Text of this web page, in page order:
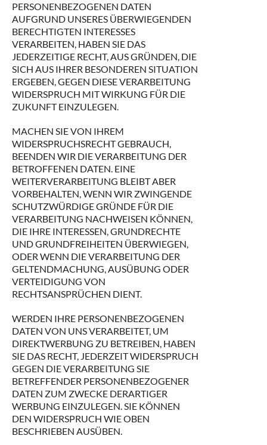
PERSONENBEZOGENEN DATEN
AUFGRUND UNSERES ÜBERWIEGENDEN
BERECHTIGTEN INTERESSES
VERARBEITEN, HABEN SIE DAS
JEDERZEITIGE RECHT, AUS GRÜNDEN, DIE
SICH AUS IHRER BESONDEREN SITUATION
ERGEBEN, GEGEN DIESE VERARBEITUNG
WIDERSPRUCH MIT WIRKUNG FÜR DIE
ZUKUNFT EINZULEGEN.
MACHEN SIE VON IHREM
WIDERSPRUCHSRECHT GEBRAUCH,
BEENDEN WIR DIE VERARBEITUNG DER
BETROFFENEN DATEN. EINE
WEITERVERARBEITUNG BLEIBT ABER
VORBEHALTEN, WENN WIR ZWINGENDE
SCHUTZWÜRDIGE GRÜNDE FÜR DIE
VERARBEITUNG NACHWEISEN KÖNNEN,
DIE IHRE INTERESSEN, GRUNDRECHTE
UND GRUNDFREIHEITEN ÜBERWIEGEN,
ODER WENN DIE VERARBEITUNG DER
GELTENDMACHUNG, AUSÜBUNG ODER
VERTEIDIGUNG VON
RECHTSANSPRÜCHEN DIENT.
WERDEN IHRE PERSONENBEZOGENEN
DATEN VON UNS VERARBEITET, UM
DIREKTWERBUNG ZU BETREIBEN, HABEN
SIE DAS RECHT, JEDERZEIT WIDERSPRUCH
GEGEN DIE VERARBEITUNG SIE
BETREFFENDER PERSONENBEZOGENER
DATEN ZUM ZWECKE DERARTIGER
WERBUNG EINZULEGEN. SIE KÖNNEN
DEN WIDERSPRUCH WIE OBEN
BESCHRIEBEN AUSÜBEN.